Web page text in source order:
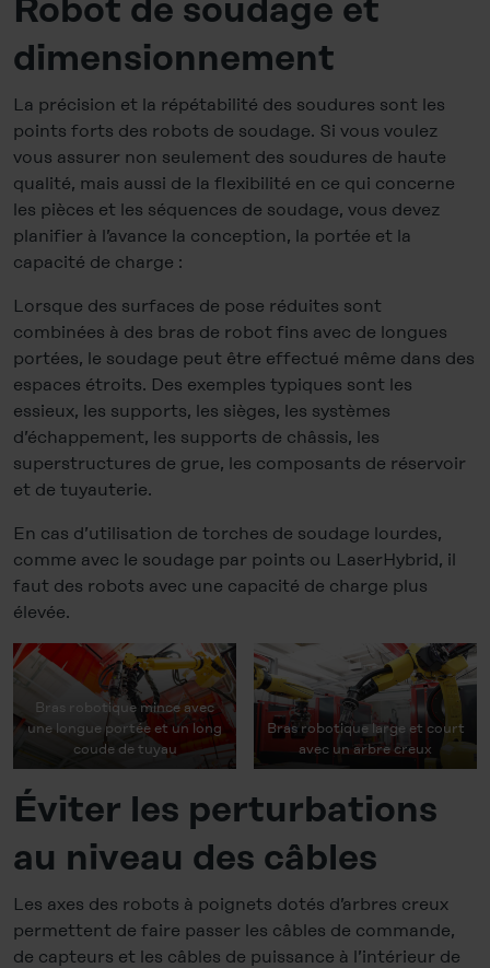
Robot de soudage et
dimensionnement
La précision et la répétabilité des soudures sont les
points forts des robots de soudage. Si vous voulez
vous assurer non seulement des soudures de haute
qualité, mais aussi de la flexibilité en ce qui concerne
les pièces et les séquences de soudage, vous devez
planifier à l’avance la conception, la portée et la
capacité de charge :
Lorsque des surfaces de pose réduites sont
combinées à des bras de robot fins avec de longues
portées, le soudage peut être effectué même dans des
espaces étroits. Des exemples typiques sont les
essieux, les supports, les sièges, les systèmes
d’échappement, les supports de châssis, les
superstructures de grue, les composants de réservoir
et de tuyauterie.
En cas d’utilisation de torches de soudage lourdes,
comme avec le soudage par points ou LaserHybrid, il
faut des robots avec une capacité de charge plus
élevée.
Bras robotique mince avec
une longue portée et un long
coude de tuyau
Bras robotique large et court
avec un arbre creux
Éviter les perturbations
au niveau des câbles
Les axes des robots à poignets dotés d’arbres creux
permettent de faire passer les câbles de commande,
de capteurs et les câbles de puissance à l’intérieur de